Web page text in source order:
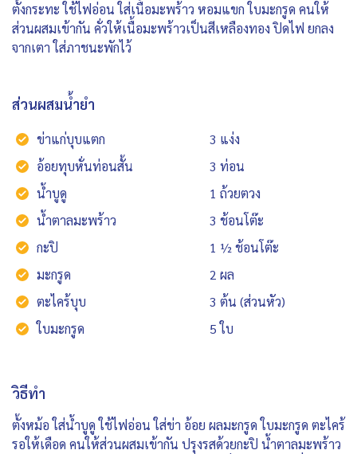
ตั้งกระทะ ใช้ไฟอ่อน ใส่เนื้อมะพร้าว หอมแขก ใบมะกรูด คนให้
ส่วนผสมเข้ากัน คั่วให้เนื้อมะพร้าวเป็นสีเหลืองทอง ปิดไฟ ยกลง
จากเตา ใส่ภาชนะพักไว้
ส่วนผสมน้ำยำ
ข่าแก่บุบแตก
3 แง่ง
อ้อยทุบหั่นท่อนสั้น
3 ท่อน
น้ำบูดู
1 ถ้วยตวง
น้ำตาลมะพร้าว
3 ช้อนโต๊ะ
กะปิ
1 ½ ช้อนโต๊ะ
มะกรูด
2 ผล
ตะไคร้บุบ
3 ต้น (ส่วนหัว)
ใบมะกรูด
5 ใบ
วิธีทำ
ตั้งหม้อ ใส่น้ำบูดู ใช้ไฟอ่อน ใส่ข่า อ้อย ผลมะกรูด ใบมะกรูด ตะไคร้
รอให้เดือด คนให้ส่วนผสมเข้ากัน ปรุงรสด้วยกะปิ น้ำตาลมะพร้าว